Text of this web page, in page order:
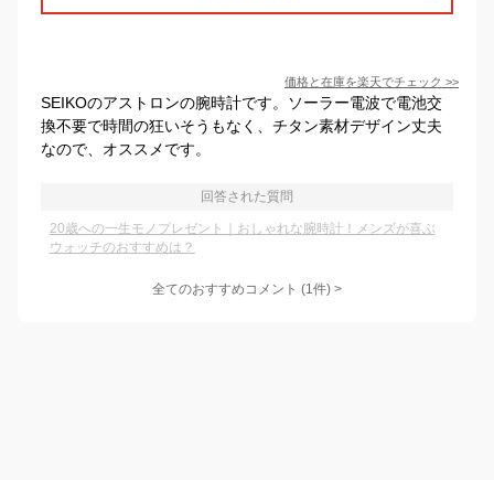
価格と在庫を楽天でチェック >>
SEIKOのアストロンの腕時計です。ソーラー電波で電池交
換不要で時間の狂いそうもなく、チタン素材デザイン丈夫
なので、オススメです。
回答された質問
20歳への一生モノプレゼント｜おしゃれな腕時計！メンズが喜ぶ
ウォッチのおすすめは？
全てのおすすめコメント (1件) >